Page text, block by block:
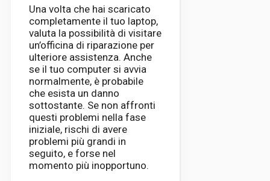
Una volta che hai scaricato
completamente il tuo laptop,
valuta la possibilità di visitare
un’officina di riparazione per
ulteriore assistenza. Anche
se il tuo computer si avvia
normalmente, è probabile
che esista un danno
sottostante. Se non affronti
questi problemi nella fase
iniziale, rischi di avere
problemi più grandi in
seguito, e forse nel
momento più inopportuno.